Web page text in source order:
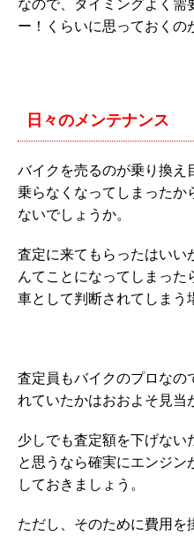
なので、タイミングよく需
ー！くらいに思っておくの
日々のメンテナンス
バイクを売るのが乗り換え
乗らなくなってしまったか
ないでしょうか。
査定に来てもらったはい
んてことになってしまった
車として判断されてしまう
査定員もバイクのプロなの
れていたかはおおよそ見当
少しでも査定額を下げない
と思うなら確実にエンジ
しておきましょう。
ただし、そのために費用を